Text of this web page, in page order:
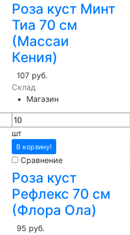
Роза куст Минт
Тиа 70 см
(Массаи
Кения)
107 руб.
Склад
Магазин
шт
В корзину!
Сравнение
Роза куст
Рефлекс 70 см
(Флора Ола)
95 руб.